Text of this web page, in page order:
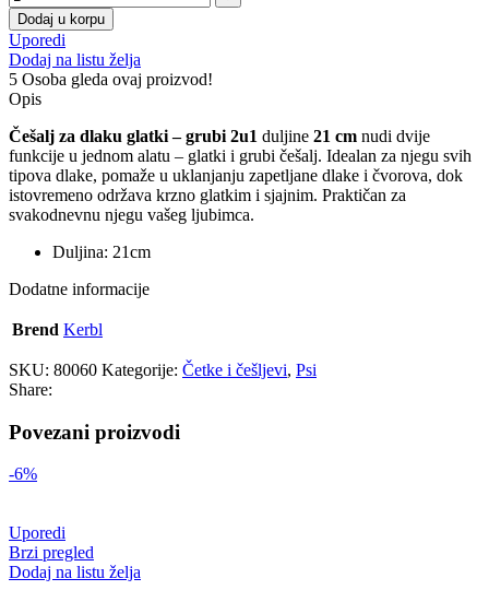
Dodaj u korpu
Uporedi
Dodaj na listu želja
5 Osoba gleda ovaj proizvod!
Opis
Češalj za dlaku glatki – grubi 2u1 duljine 21 cm nudi dvije
funkcije u jednom alatu – glatki i grubi češalj. Idealan za njegu svih
tipova dlake, pomaže u uklanjanju zapetljane dlake i čvorova, dok
istovremeno održava krzno glatkim i sjajnim. Praktičan za
svakodnevnu njegu vašeg ljubimca.
Duljina: 21cm
Dodatne informacije
Brend Kerbl
SKU: 80060 Kategorije: Četke i češljevi, Psi
Share:
Povezani proizvodi
-6%
Uporedi
Brzi pregled
Dodaj na listu želja